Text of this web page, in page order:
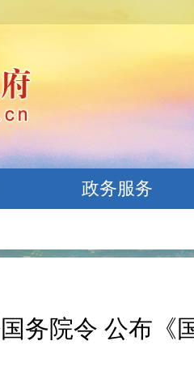
政务服务
务院令 公布《